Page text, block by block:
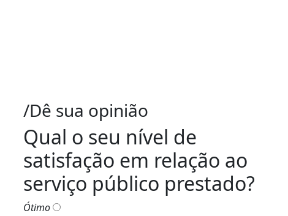
/Dê sua opinião
Qual o seu nível de
satisfação em relação ao
serviço público prestado?
Ótimo